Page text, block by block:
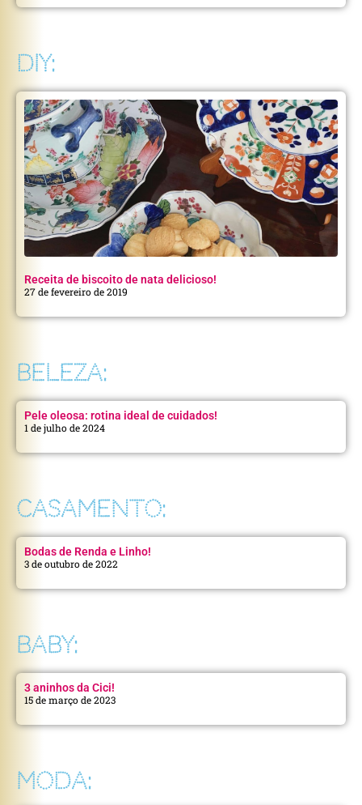
DIY:
Receita de biscoito de nata delicioso!
27 de fevereiro de 2019
BELEZA:
Pele oleosa: rotina ideal de cuidados!
1 de julho de 2024
CASAMENTO:
Bodas de Renda e Linho!
3 de outubro de 2022
BABY:
3 aninhos da Cici!
15 de março de 2023
MODA: